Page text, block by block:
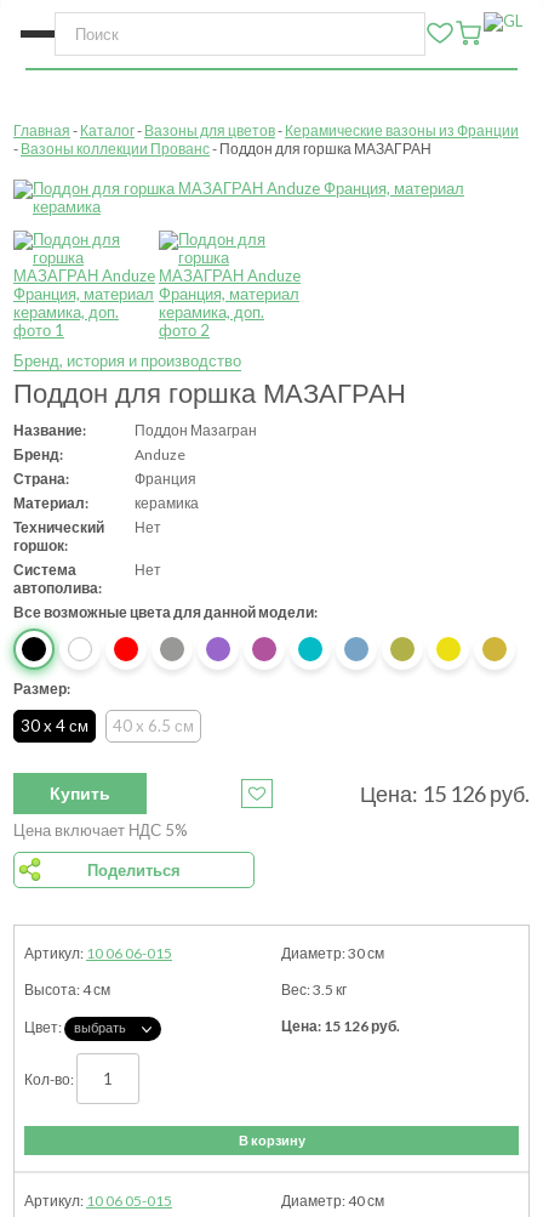
Главная Каталог Вазоны для цветов Керамические вазоны из Франции
Вазоны коллекции Прованс Поддон для горшка МАЗАГРАН
Бренд, история и производство
Поддон для горшка МАЗАГРАН
Название:
Поддон Мазагран
Бренд:
Anduze
Страна:
Франция
Материал:
керамика
Технический
горшок:
Нет
Система
автополива:
Нет
Все возможные цвета для данной модели:
Размер:
30 x 4 см 40 x 6.5 см
Купить Цена: 15 126руб.
Цена включает НДС 5%
Поделиться
10 06 06-015 30см
4см 3.5 кг
15 126руб.
В корзину
10 06 05-015 40см